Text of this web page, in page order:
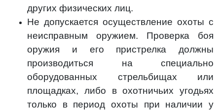
других физических лиц.
Не допускается осуществление охоты с
неисправным оружием. Проверка боя
оружия и его пристрелка должны
производиться на специально
оборудованных стрельбищах или
площадках, либо в охотничьих угодьях
только в период охоты при наличии у